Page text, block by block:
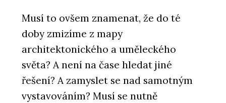
Musí to ovšem znamenat, že do té
doby zmizíme z mapy
architektonického a uměleckého
světa? A není na čase hledat jiné
řešení? A zamyslet se nad samotným
vystavováním? Musí se nutně